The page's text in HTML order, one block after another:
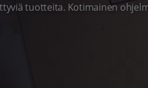
tuotteita. Kotimainen